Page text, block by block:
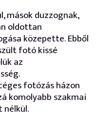
mások duzzognak,
oldottan
közepette. Ebből
fotó kissé
az
fotózás házon
komolyabb szakmai